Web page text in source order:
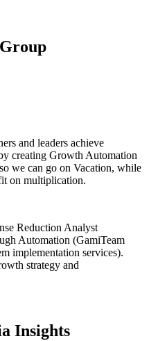
and leaders achieve
creating Growth Automation
we can go on Vacation, while
on multiplication.
Reduction Analyst
Automation (GamiTeam
implementation services).
strategy and
Insights